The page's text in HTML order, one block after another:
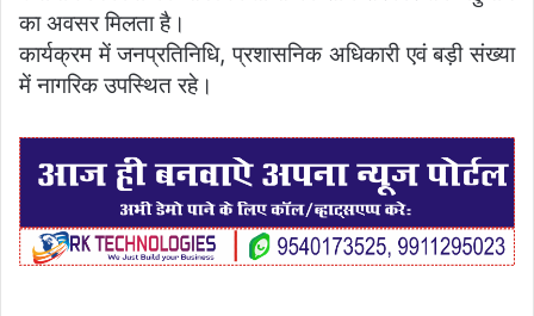
का अवसर मिलता है।
कार्यक्रम में जनप्रतिनिधि, प्रशासनिक अधिकारी एवं बड़ी संख्या
में नागरिक उपस्थित रहे।